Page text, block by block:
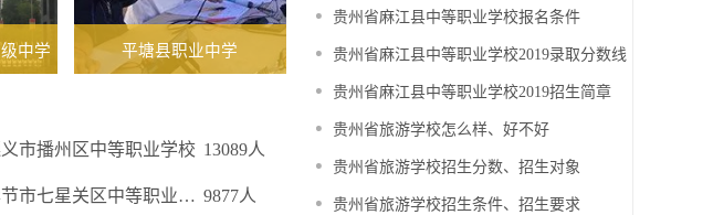
中学 平塘县职业中学
市播州区中等职业学校 13089人
毕节市七星关区中等职业学校 9877人
贵州省麻江县中等职业学校报名条件
贵州省麻江县中等职业学校2019录取分数线
贵州省麻江县中等职业学校2019招生简章
贵州省旅游学校怎么样、好不好
贵州省旅游学校招生分数、招生对象
贵州省旅游学校招生条件、招生要求